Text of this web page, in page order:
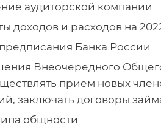
аудиторской компании
доходов и расходов на
Банка России
Внеочередного
прием новых
заключать договоры
общности